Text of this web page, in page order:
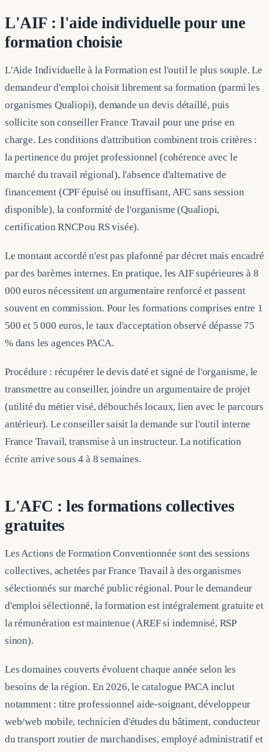
L'AIF : l'aide individuelle pour une
formation choisie
L'Aide Individuelle à la Formation est l'outil le plus souple. Le
demandeur d'emploi choisit librement sa formation (parmi les
organismes Qualiopi), demande un devis détaillé, puis
sollicite son conseiller France Travail pour une prise en
charge. Les conditions d'attribution combinent trois critères :
la pertinence du projet professionnel (cohérence avec le
marché du travail régional), l'absence d'alternative de
financement (CPF épuisé ou insuffisant, AFC sans session
disponible), la conformité de l'organisme (Qualiopi,
certification RNCP ou RS visée).
Le montant accordé n'est pas plafonné par décret mais encadré
par des barèmes internes. En pratique, les AIF supérieures à 8
000 euros nécessitent un argumentaire renforcé et passent
souvent en commission. Pour les formations comprises entre 1
500 et 5 000 euros, le taux d'acceptation observé dépasse 75
% dans les agences PACA.
Procédure : récupérer le devis daté et signé de l'organisme, le
transmettre au conseiller, joindre un argumentaire de projet
(utilité du métier visé, débouchés locaux, lien avec le parcours
antérieur). Le conseiller saisit la demande sur l'outil interne
France Travail, transmise à un instructeur. La notification
écrite arrive sous 4 à 8 semaines.
L'AFC : les formations collectives
gratuites
Les Actions de Formation Conventionnée sont des sessions
collectives, achetées par France Travail à des organismes
sélectionnés sur marché public régional. Pour le demandeur
d'emploi sélectionné, la formation est intégralement gratuite et
la rémunération est maintenue (AREF si indemnisé, RSP
sinon).
Les domaines couverts évoluent chaque année selon les
besoins de la région. En 2026, le catalogue PACA inclut
notamment : titre professionnel aide-soignant, développeur
web/web mobile, technicien d'études du bâtiment, conducteur
du transport routier de marchandises, employé administratif et